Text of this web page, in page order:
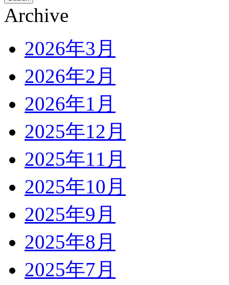
Archive
2026年3月
2026年2月
2026年1月
2025年12月
2025年11月
2025年10月
2025年9月
2025年8月
2025年7月